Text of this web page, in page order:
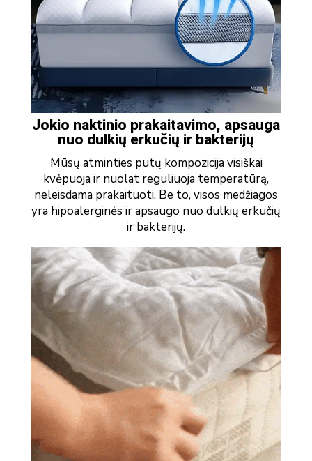
Jokio naktinio prakaitavimo, apsauga
nuo dulkių erkučių ir bakterijų
Mūsų atminties putų kompozicija visiškai
kvėpuoja ir nuolat reguliuoja temperatūrą,
neleisdama prakaituoti. Be to, visos medžiagos
yra hipoalerginės ir apsaugo nuo dulkių erkučių
ir bakterijų.